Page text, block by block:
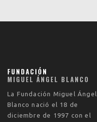
FUNDACIÓN
MIGUEL ÁNGEL BLANCO
La Fundación Miguel Ángel
Blanco nació el 18 de
diciembre de 1997 con el